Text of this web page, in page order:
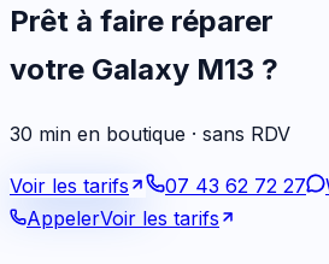
Prêt à faire réparer
votre Galaxy M13 ?
30 min en boutique · sans RDV
Voir les tarifs 07 43 62 72 27
AppelerVoir les tarifs